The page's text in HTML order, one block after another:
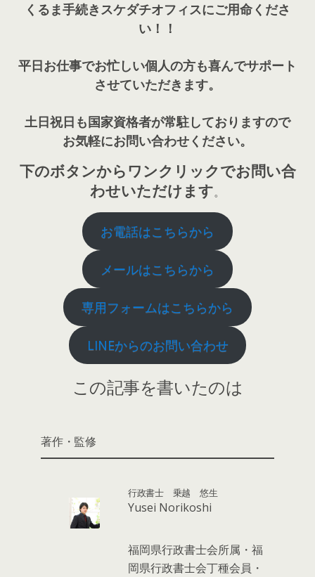
くるま手続きスケダチオフィスにご用命くださ
い！！
平日お仕事でお忙しい個人の方も喜んでサポート
させていただきます。
土日祝日も国家資格者が常駐しておりますので
お気軽にお問い合わせください。
下のボタンからワンクリックでお問い合
わせいただけます。
お電話はこちらから
メールはこちらから
専用フォームはこちらから
LINEからのお問い合わせ
この記事を書いたのは
著作・監修
行政書士 乗越 悠生
Yusei Norikoshi
福岡県行政書士会所属・福
岡県行政書士会丁種会員・